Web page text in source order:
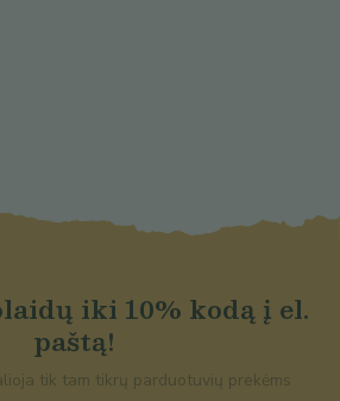
iki 10% kodą į el.
paštą!
tik tam tikrų parduotuvių prekėms